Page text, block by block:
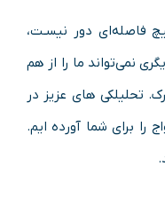
فاصله‌ای دور نیسـت،
نمی‌تواند ما را از هم
تحلیلکی های عزیز در
را برای شما آورده ایم.